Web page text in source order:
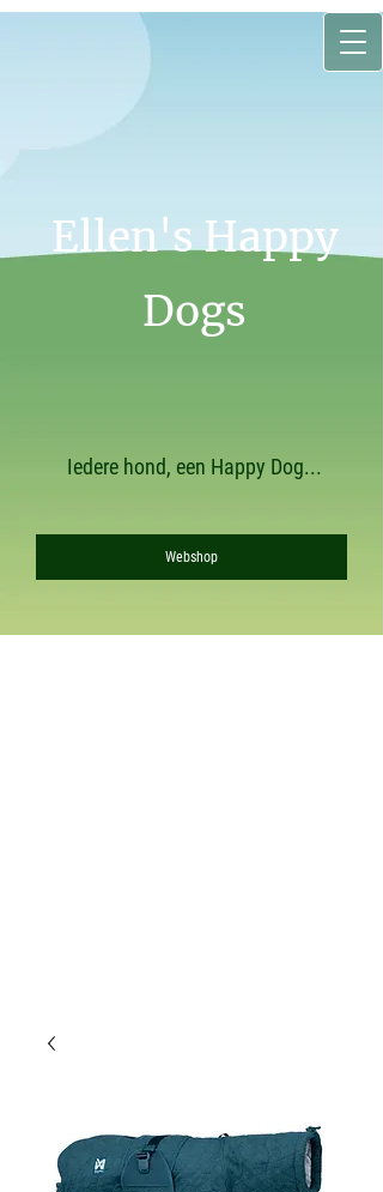
Ellen's Happy
Dogs
Iedere hond, een Happy Dog...
Webshop